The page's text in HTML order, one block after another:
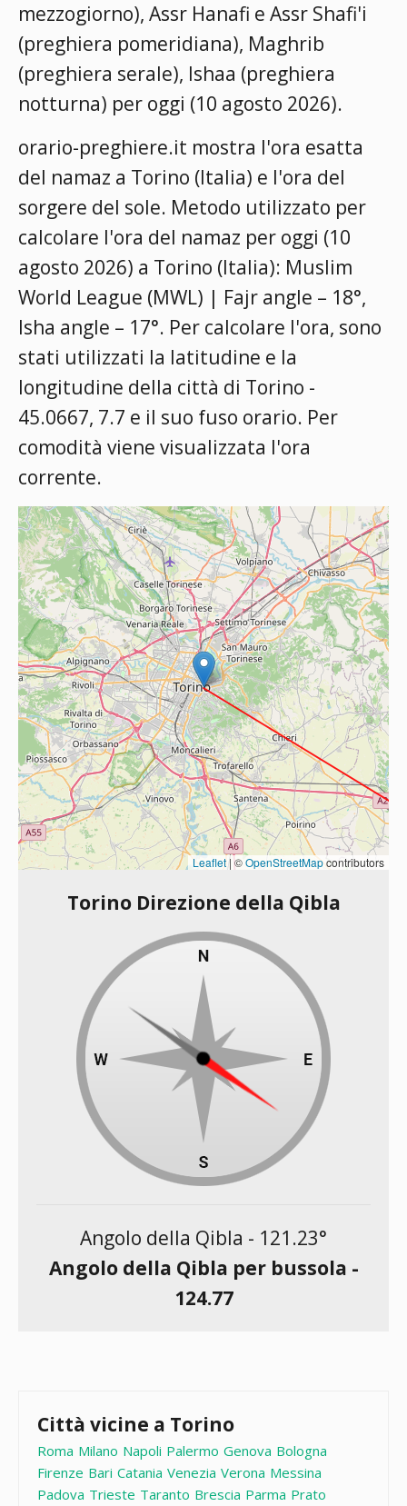
mezzogiorno), Assr Hanafi e Assr Shafi'i
(preghiera pomeridiana), Maghrib
(preghiera serale), Ishaa (preghiera
notturna) per oggi (10 agosto 2026).
orario-preghiere.it mostra l'ora esatta
del namaz a Torino (Italia) e l'ora del
sorgere del sole. Metodo utilizzato per
calcolare l'ora del namaz per oggi (10
agosto 2026) a Torino (Italia): Muslim
World League (MWL) | Fajr angle – 18°,
Isha angle – 17°. Per calcolare l'ora, sono
stati utilizzati la latitudine e la
longitudine della città di Torino -
45.0667, 7.7 e il suo fuso orario. Per
comodità viene visualizzata l'ora
corrente.
Leaflet| ©OpenStreetMapcontributors
Torino Direzione della Qibla
Angolo della Qibla - 121.23°
Angolo della Qibla per bussola -
124.77
Città vicine a Torino
Roma Milano Napoli Palermo Genova Bologna
Firenze Bari Catania Venezia Verona Messina
Padova Trieste Taranto Brescia Parma Prato